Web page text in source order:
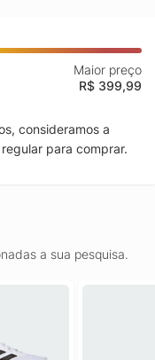
Maior preço
R$ 399,99
consideramos a
para comprar.
a sua pesquisa.